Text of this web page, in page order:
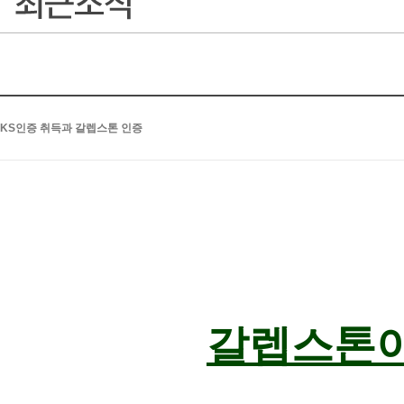
KS인증 취득과 갈렙스톤 인증
갈렙스톤